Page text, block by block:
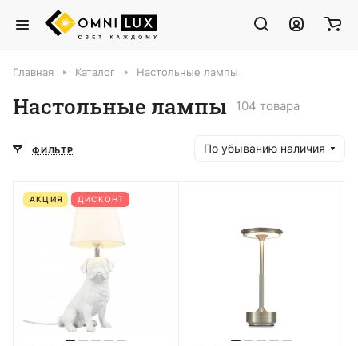
Главная Каталог Настольные лампы
Настольные лампы 104 товара
ФИЛЬТР По убыванию наличия
АКЦИЯ ДИСКОНТ